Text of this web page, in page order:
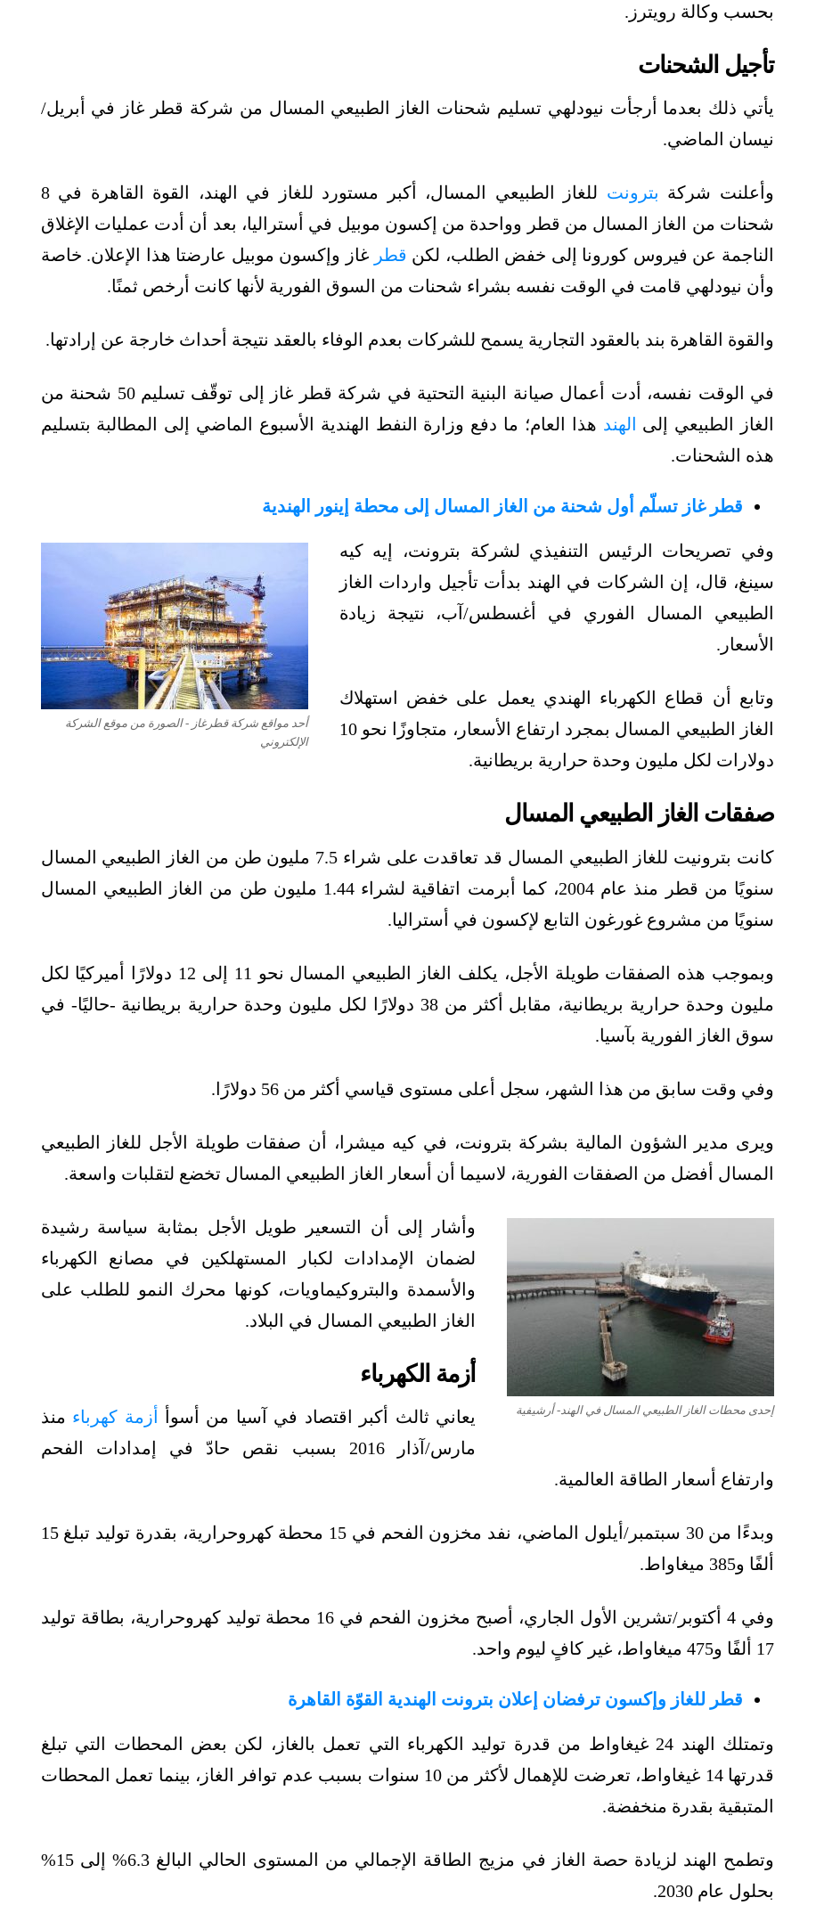
بحسب وكالة رويترز.
تأجيل الشحنات
يأتي ذلك بعدما أرجأت نيودلهي تسليم شحنات الغاز الطبيعي المسال من شركة قطر غاز في أبريل/
نيسان الماضي.
وأعلنت شركة بترونت
للغاز الطبيعي المسال، أكبر مستورد للغاز في الهند، القوة القاهرة في 8
شحنات من الغاز المسال من قطر وواحدة من إكسون موبيل في أستراليا، بعد أن أدت عمليات الإغلاق
الناجمة عن فيروس كورونا إلى خفض الطلب، لكن قطر غاز وإكسون موبيل عارضتا هذا الإعلان. خاصة
وأن نيودلهي قامت في الوقت نفسه بشراء شحنات من السوق الفورية لأنها كانت أرخص ثمنًا.
والقوة القاهرة بند بالعقود التجارية يسمح للشركات بعدم الوفاء بالعقد نتيجة أحداث خارجة عن إرادتها.
في الوقت نفسه، أدت أعمال صيانة البنية التحتية في شركة قطر غاز إلى توقّف تسليم 50 شحنة من
الغاز الطبيعي إلى
الهند هذا العام؛ ما دفع وزارة النفط الهندية الأسبوع الماضي إلى المطالبة بتسليم
هذه الشحنات.
قطر غاز تسلّم أول شحنة من الغاز المسال إلى محطة إينور الهندية
أحد مواقع شركة قطرغاز - الصورة من موقع الشركة
الإلكتروني
وفي تصريحات الرئيس التنفيذي لشركة بترونت، إيه كيه
سينغ، قال، إن الشركات في الهند بدأت تأجيل واردات الغاز
الطبيعي المسال الفوري في أغسطس/آب، نتيجة زيادة
الأسعار.
وتابع أن قطاع الكهرباء الهندي يعمل على خفض استهلاك
الغاز الطبيعي المسال بمجرد ارتفاع الأسعار، متجاوزًا نحو 10
دولارات لكل مليون وحدة حرارية بريطانية.
صفقات الغاز الطبيعي المسال
كانت بترونيت للغاز الطبيعي المسال قد تعاقدت على شراء 7.5 مليون طن من الغاز الطبيعي المسال
سنويًا من قطر منذ عام 2004، كما أبرمت اتفاقية لشراء 1.44 مليون طن من الغاز الطبيعي المسال
سنويًا من مشروع غورغون التابع لإكسون في أستراليا.
وبموجب هذه الصفقات طويلة الأجل، يكلف الغاز الطبيعي المسال نحو 11 إلى 12 دولارًا أميركيًا لكل
مليون وحدة حرارية بريطانية، مقابل أكثر من 38 دولارًا لكل مليون وحدة حرارية بريطانية -حاليًا- في
سوق الغاز الفورية بآسيا.
وفي وقت سابق من هذا الشهر، سجل أعلى مستوى قياسي أكثر من 56 دولارًا.
ويرى مدير الشؤون المالية بشركة بترونت، في كيه ميشرا، أن صفقات طويلة الأجل للغاز الطبيعي
المسال أفضل من الصفقات الفورية، لاسيما أن أسعار الغاز الطبيعي المسال تخضع لتقلبات واسعة.
إحدى محطات الغاز الطبيعي المسال في الهند- أرشيفية
وأشار إلى أن التسعير طويل الأجل بمثابة سياسة رشيدة
لضمان الإمدادات لكبار المستهلكين في مصانع الكهرباء
والأسمدة والبتروكيماويات، كونها محرك النمو للطلب على
الغاز الطبيعي المسال في البلاد.
أزمة الكهرباء
يعاني ثالث أكبر اقتصاد في آسيا من أسوأ أزمة كهرباء منذ
مارس/آذار 2016 بسبب نقص حادّ في إمدادات الفحم
وارتفاع أسعار الطاقة العالمية.
وبدءًا من 30 سبتمبر/أيلول الماضي، نفد مخزون الفحم في 15 محطة كهروحرارية، بقدرة توليد تبلغ 15
ألفًا و385 ميغاواط.
وفي 4 أكتوبر/تشرين الأول الجاري، أصبح مخزون الفحم في 16 محطة توليد كهروحرارية، بطاقة توليد
17 ألفًا و475 ميغاواط، غير كافٍ ليوم واحد.
قطر للغاز وإكسون ترفضان إعلان بترونت الهندية القوّة القاهرة
وتمتلك الهند 24 غيغاواط من قدرة توليد الكهرباء التي تعمل بالغاز، لكن بعض المحطات التي تبلغ
قدرتها 14 غيغاواط، تعرضت للإهمال لأكثر من 10 سنوات بسبب عدم توافر الغاز، بينما تعمل المحطات
المتبقية بقدرة منخفضة.
وتطمح الهند لزيادة حصة الغاز في مزيج الطاقة الإجمالي من المستوى الحالي البالغ 6.3% إلى 15%
بحلول عام 2030.